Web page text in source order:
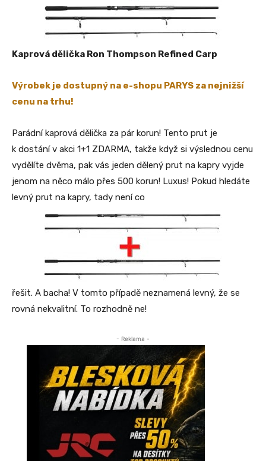
Kaprová dělička Ron Thompson Refined Carp
Výrobek je dostupný na e-shopu PARYS za nejnižší
cenu na trhu!
Parádní kaprová dělička za pár korun! Tento prut je
k dostání v akci 1+1 ZDARMA, takže když si výslednou cenu
vydělíte dvěma, pak vás jeden dělený prut na kapry vyjde
jenom na něco málo přes 500 korun! Luxus! Pokud hledáte
levný prut na kapry, tady není co
řešit. A bacha! V tomto případě neznamená levný, že se
rovná nekvalitní. To rozhodně ne!
- Reklama -